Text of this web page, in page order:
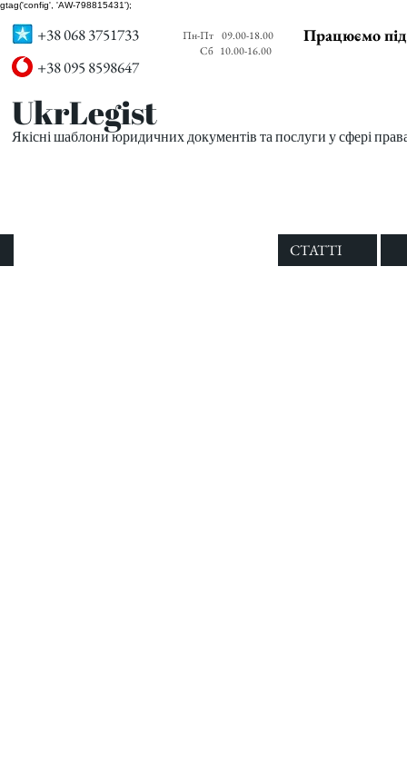
gtag('config', 'AW-798815431');
+38 068 3751733
+38 095 8598647
Пн-Пт
Сб
09.00-18.00
10.00-16.00
Працюємо
UkrLegist
Якісні шаблони юридичних документів та послуги у сфері
СТАТТІ